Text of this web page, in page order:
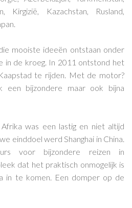
Kirgizië, Kazachstan, Rusland,
mooiste ideeën ontstaan onder
in de kroeg. In 2011 ontstond het
te rijden. Met de motor?
bijzondere maar ook bijna
was een lastig en niet altijd
einddoel werd Shanghai in China.
voor bijzondere reizen in
dat het praktisch onmogelijk is
in te komen. Een domper op de